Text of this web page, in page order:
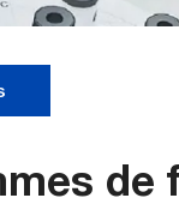
de